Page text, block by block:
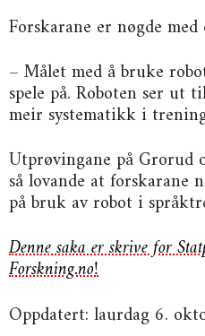
Forskarane er nøgde
– Målet med å bruke
spele på. Roboten ser ut
meir systematikk i
Utprøvingane på Grorud
så lovande at forskarane
på bruk av robot i
Denne saka er skrive for
Forskning.no!
Oppdatert: laurdag 6.